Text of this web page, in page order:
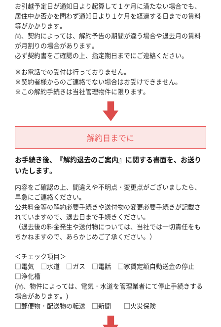
お引越予定日が通知日より起算して１ケ月に満たない場合でも、
居住中か否かを問わず通知日より１ケ月を経過する日までの賃料
等がかかります。
尚、契約によっては、解約予告の期間が違う場合や退去月の賃料
が月割りの場合があります。
必ず契約書をご確認の上、指定期日までにご連絡ください。
※お電話での受付は行っておりません。
※契約者様からのご連絡でない場合はお受けできません。
※この解約手続きは当社管理物件に限ります。
解約日までに
お手続き後、『解約退去のご案内』に関する書面を、お送り
いたします。
内容をご確認の上、間違えや不明点・変更点がございましたら、
早急にご連絡ください。
公共料金等の解約必要手続きや送付物の変更必要手続きが記載さ
れていますので、退去日まで手続きください。
（退去後の料金発生や送付物については、当社では一切責任をも
ちかねますので、あらかじめご了承ください。）
＜チェック項目＞
□電気 □水道 □ガス □電話 □家賃定額自動送金の停止
□浄化槽
(尚、物件によっては、電気・水道を管理業者にて停止手続きする
場合があります。)
□郵便物・配送物の転送 □新聞 □火災保険